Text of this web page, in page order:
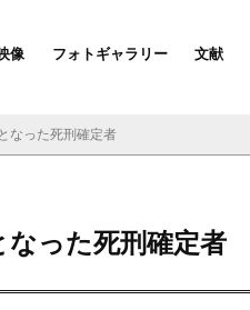
像 フォトギャラリー 文献
なった死刑確定者
った死刑確定者